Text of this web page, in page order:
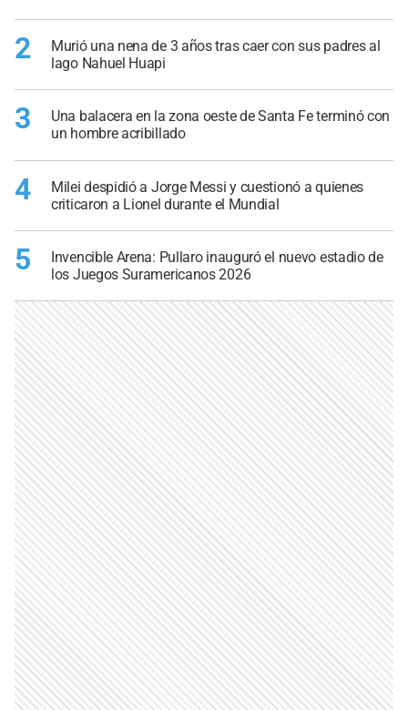
2
Murió una nena de 3 años tras caer con sus padres al
lago Nahuel Huapi
3
Una balacera en la zona oeste de Santa Fe terminó con
un hombre acribillado
4
Milei despidió a Jorge Messi y cuestionó a quienes
criticaron a Lionel durante el Mundial
5
Invencible Arena: Pullaro inauguró el nuevo estadio de
los Juegos Suramericanos 2026